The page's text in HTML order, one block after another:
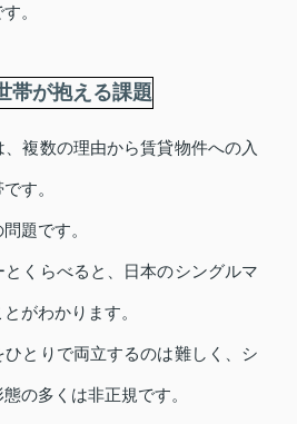
。
帯が抱える課題
複数の理由から賃貸物件への入
す。
題です。
くらべると、日本のシングルマ
がわかります。
ひとりで両立するのは難しく、シ
の多くは非正規です。